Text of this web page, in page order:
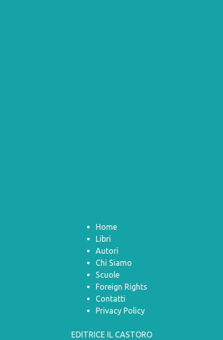
Home
Libri
Autori
Chi Siamo
Scuole
Foreign Rights
Contatti
Privacy Policy
EDITRICE IL CASTORO